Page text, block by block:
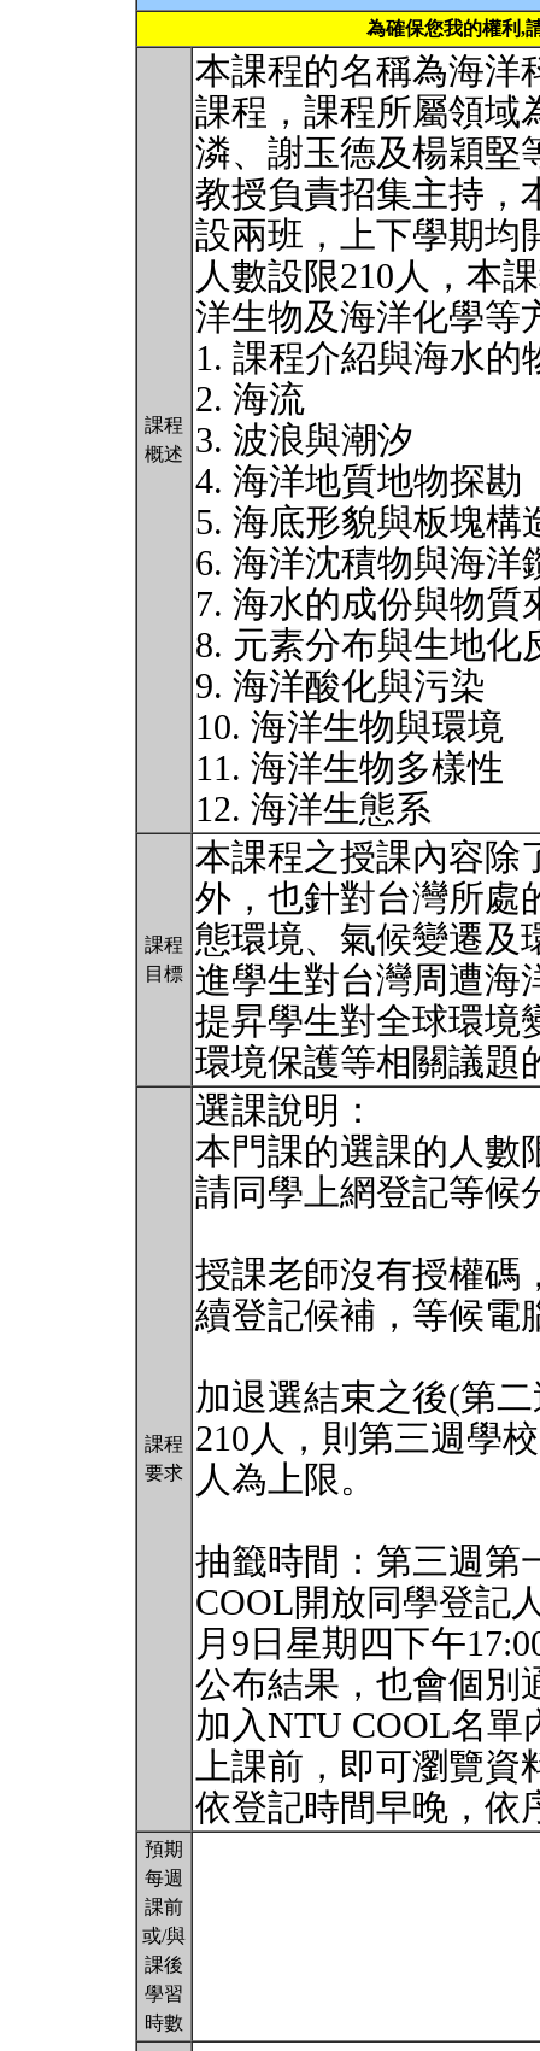
為確保您我的權利,
課程
概述
本課程的名稱為海洋
課程，課程所屬領域
潾、謝玉德及楊穎堅
教授負責招集主持，
設兩班，上下學期均
人數設限210人，本
洋生物及海洋化學等
1. 課程介紹與海水的
2. 海流
3. 波浪與潮汐
4. 海洋地質地物探勘
5. 海底形貌與板塊構
6. 海洋沈積物與海洋
7. 海水的成份與物質
8. 元素分布與生地化
9. 海洋酸化與污染
10. 海洋生物與環境
11. 海洋生物多樣性
12. 海洋生態系
課程
目標
本課程之授課內容除
外，也針對台灣所處
態環境、氣候變遷及
進學生對台灣周遭海
提昇學生對全球環境
環境保護等相關議
課程
要求
選課說明：
本門課的選課的人數
請同學上網登記等候
授課老師沒有授權碼
續登記候補，等候電
加退選結束之後(第
210人，則第三週學
人為上限。
抽籤時間：第三週第
COOL開放同學登記
月9日星期四下午
公布結果，也會個別
加入NTU COOL名單
上課前，即可瀏覽資
依登記時間早晚，依
預期
每週
課前
或/與
課後
學習
時數